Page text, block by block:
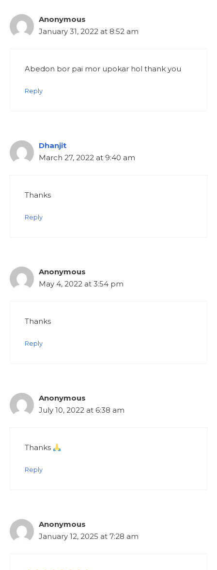
Anonymous
January 31, 2022 at 8:52 am
Abedon bor pai mor upokar hol thank you
Reply
Dhanjit
March 27, 2022 at 9:40 am
Thanks
Reply
Anonymous
May 4, 2022 at 3:54 pm
Thanks
Reply
Anonymous
July 10, 2022 at 6:38 am
Thanks
Reply
Anonymous
January 12, 2025 at 7:28 am